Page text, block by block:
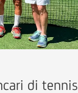
di tennis